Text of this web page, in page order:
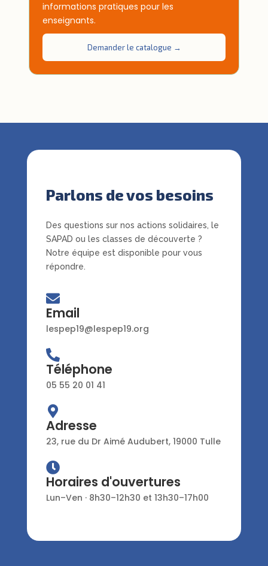
informations pratiques pour les
enseignants.
Demander le catalogue →
Parlons de vos besoins
Des questions sur nos actions solidaires, le
SAPAD ou les classes de découverte ?
Notre équipe est disponible pour vous
répondre.
Email
lespep19@lespep19.org
Téléphone
05 55 20 01 41
Adresse
23, rue du Dr Aimé Audubert, 19000 Tulle
Horaires d'ouvertures
Lun–Ven · 8h30–12h30 et 13h30–17h00